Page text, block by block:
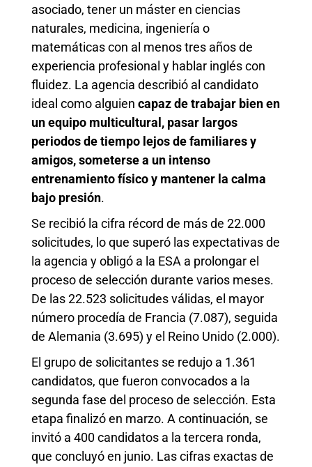
asociado, tener un máster en ciencias
naturales, medicina, ingeniería o
matemáticas con al menos tres años de
experiencia profesional y hablar inglés con
fluidez. La agencia describió al candidato
ideal como alguien capaz de trabajar bien en
un equipo multicultural, pasar largos
periodos de tiempo lejos de familiares y
amigos, someterse a un intenso
entrenamiento físico y mantener la calma
bajo presión.
Se recibió la cifra récord de más de 22.000
solicitudes, lo que superó las expectativas de
la agencia y obligó a la ESA a prolongar el
proceso de selección durante varios meses.
De las 22.523 solicitudes válidas, el mayor
número procedía de Francia (7.087), seguida
de Alemania (3.695) y el Reino Unido (2.000).
El grupo de solicitantes se redujo a 1.361
candidatos, que fueron convocados a la
segunda fase del proceso de selección. Esta
etapa finalizó en marzo. A continuación, se
invitó a 400 candidatos a la tercera ronda,
que concluyó en junio. Las cifras exactas de